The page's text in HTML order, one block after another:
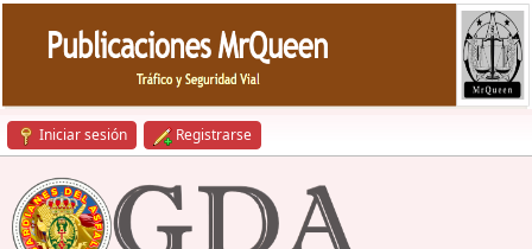
Iniciar sesión Registrarse